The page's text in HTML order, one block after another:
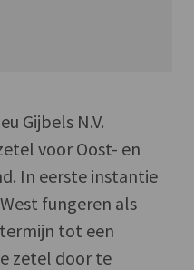
Gijbels N.V.
voor Oost- en
In eerste instantie
fungeren als
tot een
zetel door te